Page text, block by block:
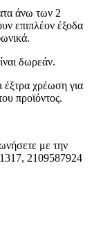
άνω των 2
επιπλέον έξοδα
δωρεάν.
έξτρα χρέωση για
προϊόντος.
με την
2109587924